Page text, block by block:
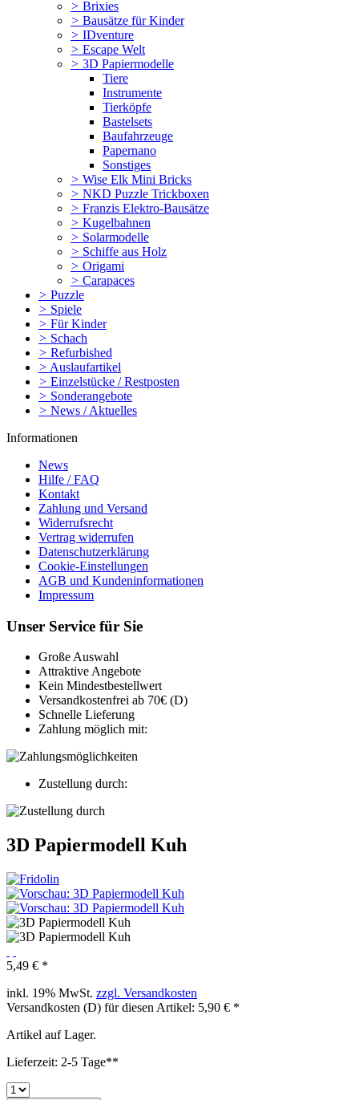
> Brixies
> Bausätze für Kinder
> IDventure
> Escape Welt
> 3D Papiermodelle
Tiere
Instrumente
Tierköpfe
Bastelsets
Baufahrzeuge
Papernano
Sonstiges
> Wise Elk Mini Bricks
> NKD Puzzle Trickboxen
> Franzis Elektro-Bausätze
> Kugelbahnen
> Solarmodelle
> Schiffe aus Holz
> Origami
> Carapaces
> Puzzle
> Spiele
> Für Kinder
> Schach
> Refurbished
> Auslaufartikel
> Einzelstücke / Restposten
> Sonderangebote
> News / Aktuelles
Informationen
News
Hilfe / FAQ
Kontakt
Zahlung und Versand
Widerrufsrecht
Vertrag widerrufen
Datenschutzerklärung
Cookie-Einstellungen
AGB und Kundeninformationen
Impressum
Unser Service für Sie
Große Auswahl
Attraktive Angebote
Kein Mindestbestellwert
Versandkostenfrei ab 70€ (D)
Schnelle Lieferung
Zahlung möglich mit:
Zustellung durch:
3D Papiermodell Kuh
5,49 € *
inkl. 19% MwSt. zzgl. Versandkosten
Versandkosten (D) für diesen Artikel: 5,90 € *
Artikel auf Lager.
Lieferzeit: 2-5 Tage**